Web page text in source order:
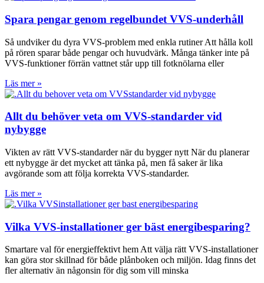
Spara pengar genom regelbundet VVS-underhåll
Så undviker du dyra VVS-problem med enkla rutiner Att hålla koll
på rören sparar både pengar och huvudvärk. Många tänker inte på
VVS-funktioner förrän vattnet står upp till fotknölarna eller
Läs mer »
Allt du behöver veta om VVS-standarder vid
nybygge
Vikten av rätt VVS-standarder när du bygger nytt När du planerar
ett nybygge är det mycket att tänka på, men få saker är lika
avgörande som att följa korrekta VVS-standarder.
Läs mer »
Vilka VVS-installationer ger bäst energibesparing?
Smartare val för energieffektivt hem Att välja rätt VVS-installationer
kan göra stor skillnad för både plånboken och miljön. Idag finns det
fler alternativ än någonsin för dig som vill minska